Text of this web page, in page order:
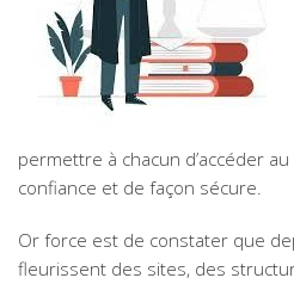
permettre à chacun d’accéder
confiance et de façon sécure.
Or force est de constater que
fleurissent des sites, des